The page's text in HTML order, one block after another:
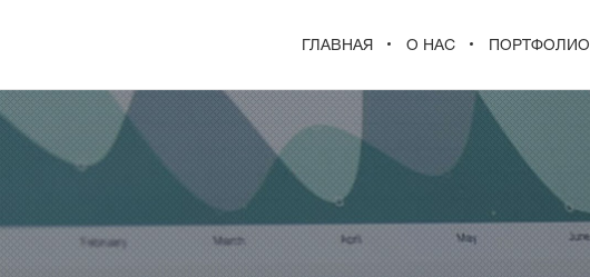
ГЛАВНАЯ О НАС ПОРТФОЛИО